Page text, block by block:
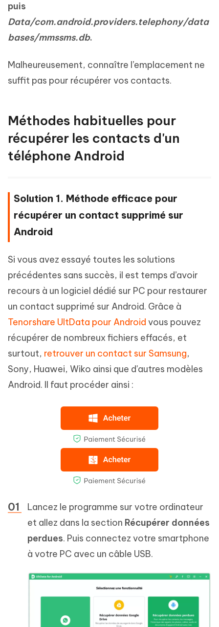
puis
Data/com.android.providers.telephony/data
bases/mmssms.db.
Malheureusement, connaître l’emplacement ne
suffit pas pour récupérer vos contacts.
Méthodes habituelles pour
récupérer les contacts d'un
téléphone Android
Solution 1. Méthode efficace pour
récupérer un contact supprimé sur
Android
Si vous avez essayé toutes les solutions
précédentes sans succès, il est temps d’avoir
recours à un logiciel dédié sur PC pour restaurer
un contact supprimé sur Android. Grâce à
Tenorshare UltData pour Android vous pouvez
récupérer de nombreux fichiers effacés, et
surtout, retrouver un contact sur Samsung,
Sony, Huawei, Wiko ainsi que d'autres modèles
Android. Il faut procéder ainsi :
Lancez le programme sur votre ordinateur
et allez dans la section Récupérer données
perdues. Puis connectez votre smartphone
à votre PC avec un câble USB.